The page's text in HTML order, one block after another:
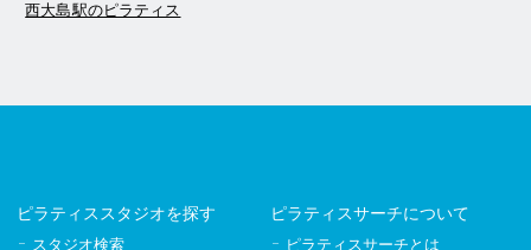
西大島駅のピラティス
ピラティススタジオを探す
スタジオ検索
ピラティスサーチについて
ピラティスサーチとは